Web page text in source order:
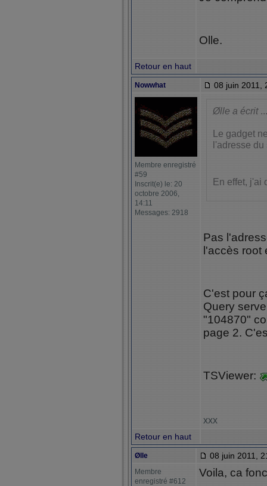
Olle.
Retour en haut
Nowwhat 08 juin 2011,
Membre enregistré
#59
Inscrit(e) le: 20
octobre 2006,
14:11
Messages: 2918
Ølle a écrit...
Le gadget
l'adresse du
En effet, j'ai
Pas
l'accès root
C'est pour
Query
"104870"
page 2.
TSViewer:
xxx
Retour en haut
Ølle 08 juin 2011,
Membre
enregistré #612
Voila, ca